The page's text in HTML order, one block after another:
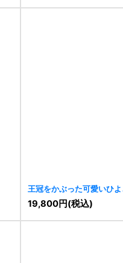
王冠をかぶった可愛いひ
19,800円(税込)